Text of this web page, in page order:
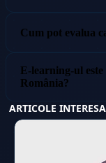
Cum pot evalua
E-learning-ul
România?